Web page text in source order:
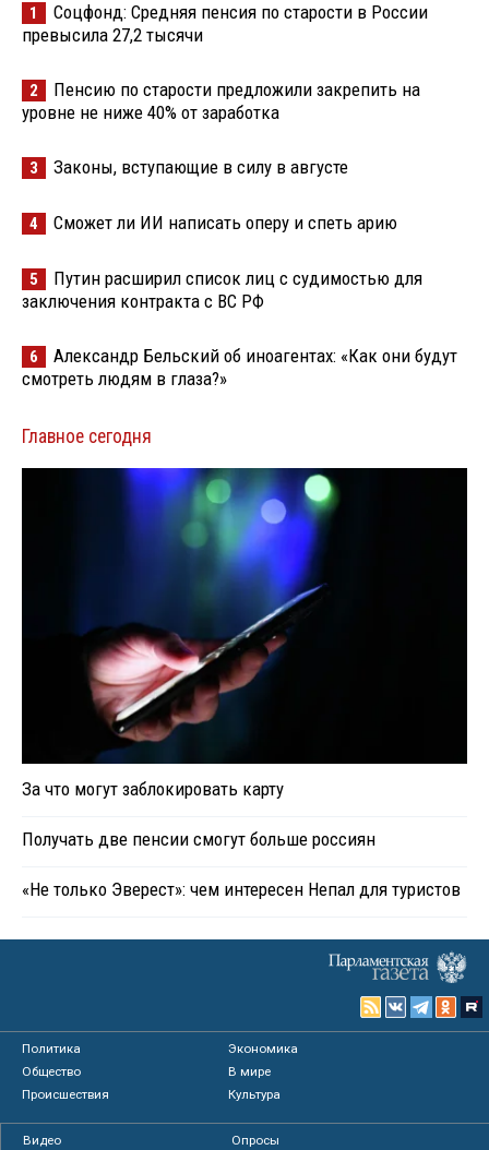
1
Соцфонд: Средняя пенсия по старости в России
превысила 27,2 тысячи
2
Пенсию по старости предложили закрепить на
уровне не ниже 40% от заработка
3 Законы, вступающие в силу в августе
4 Сможет ли ИИ написать оперу и спеть арию
5
Путин расширил список лиц с судимостью для
заключения контракта с ВС РФ
6
Александр Бельский об иноагентах: «Как они будут
смотреть людям в глаза?»
Главное сегодня
За что могут заблокировать карту
Получать две пенсии смогут больше россиян
«Не только Эверест»: чем интересен Непал для туристов
Политика
Экономика
Общество
В мире
Происшествия
Культура
Видео
Опросы